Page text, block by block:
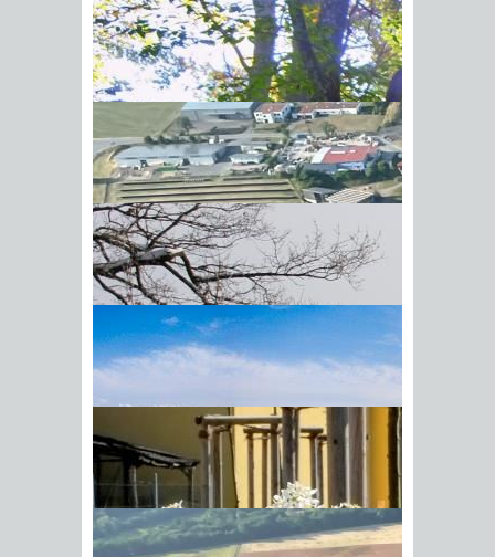
BIick vom Galgenberg auf
Hohenstadt
Sonnenschein am Morgen im
Ahornwald
Mit diesem Kommentar
Ihr Name
Ihre E-Mail-Adresse*
akzeptiere dieDatenschutz­
erklärung
Kopie an Absender